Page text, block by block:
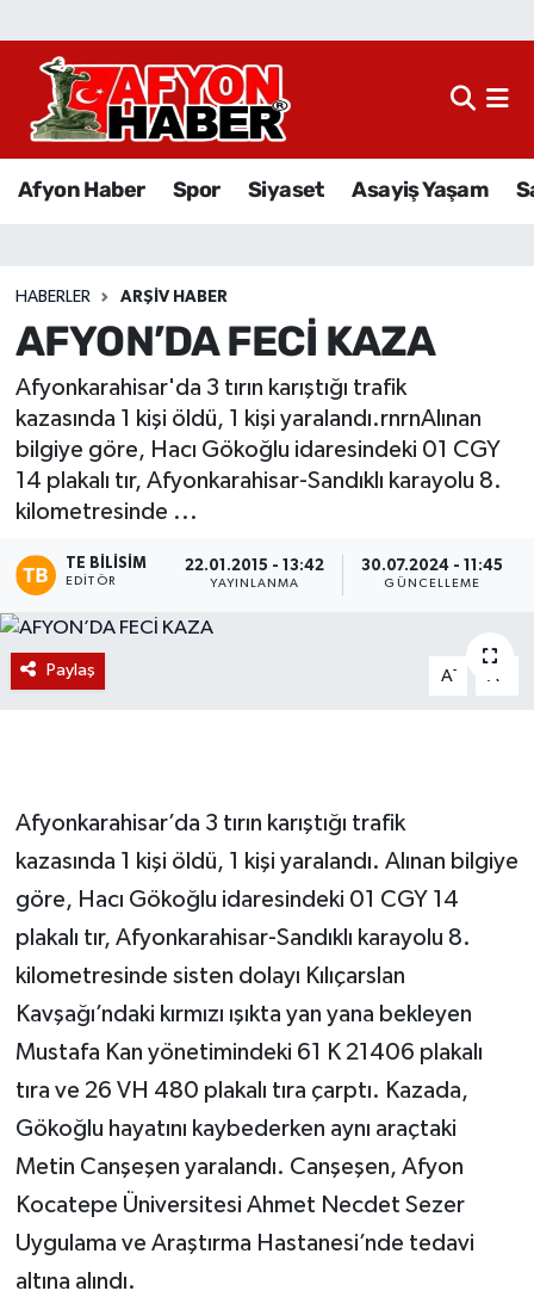
Afyon Haber Spor Siyaset Asayiş Yaşam
HABERLER ARŞIV HABER
AFYON’DA FECİ KAZA
Afyonkarahisar'da 3 tırın karıştığı trafik
kazasında 1 kişi öldü, 1 kişi yaralandı.rnrnAlınan
bilgiye göre, Hacı Gökoğlu idaresindeki 01 CGY
14 plakalı tır, Afyonkarahisar-Sandıklı karayolu 8.
kilometresinde ...
TE BILISIM
EDITÖR
22.01.2015 - 13:42
YAYINLANMA
30.07.2024 - 11:45
GÜNCELLEME
Paylaş A- A
Afyonkarahisar’da 3 tırın karıştığı trafik
kazasında 1 kişi öldü, 1 kişi yaralandı. Alınan bilgiye
göre, Hacı Gökoğlu idaresindeki 01 CGY 14
plakalı tır, Afyonkarahisar-Sandıklı karayolu 8.
kilometresinde sisten dolayı Kılıçarslan
Kavşağı’ndaki kırmızı ışıkta yan yana bekleyen
Mustafa Kan yönetimindeki 61 K 21406 plakalı
tıra ve 26 VH 480 plakalı tıra çarptı. Kazada,
Gökoğlu hayatını kaybederken aynı araçtaki
Metin Canşeşen yaralandı. Canşeşen, Afyon
Kocatepe Üniversitesi Ahmet Necdet Sezer
Uygulama ve Araştırma Hastanesi’nde tedavi
altına alındı.
Afyon Haber
Sağlık
Eğitim
Sivil Toplum
Ekonomi
Magazin
Etkinlikler